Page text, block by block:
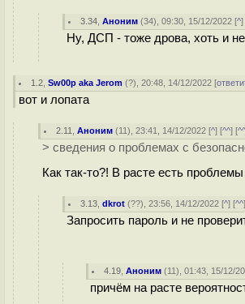
3.34 ,Аноним (34), 09:30, 15/12/2022 [^]
Ну, ДСП - тоже дрова, хоть и
1.2 ,Sw00p aka Jerom (?), 20:48, 14/12/2022 [
вот и лопата
2.11 ,Аноним (11), 23:41, 14/12/2022 [^] [^^] [
> сведения о проблемах с
Как так-то?! В расте есть
3.13 ,dkrot (??), 23:56, 14/12/2022 [^] [^^
Запросить пароль и не
4.19 ,Аноним (11), 01:43, 15/12/
причём на расте